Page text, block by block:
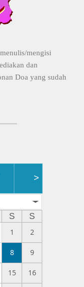
mengisi
dan
Doa yang sudah
>
S
S
1
2
8 9
15 16